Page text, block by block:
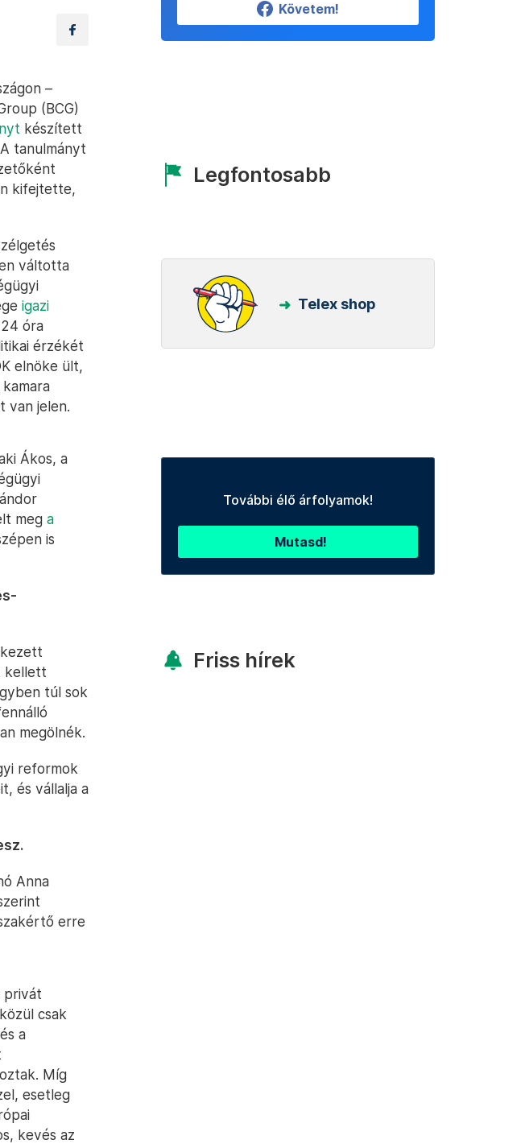
–
(BCG)
készített
tanulmányt
kifejtette,
váltotta
igazi
óra
érzékét
elnöke ült,
van jelen.
Ákos, a
meg a
is
kellett
túl sok
megölnék.
reformok
és vállalja a
Anna
erre
privát
csak
a
Míg
esetleg
kevés az
Követem!
Legfontosabb
Telex shop
További élő árfolyamok!
Mutasd!
Friss hírek